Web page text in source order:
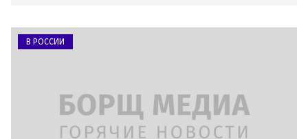
В РОССИИ